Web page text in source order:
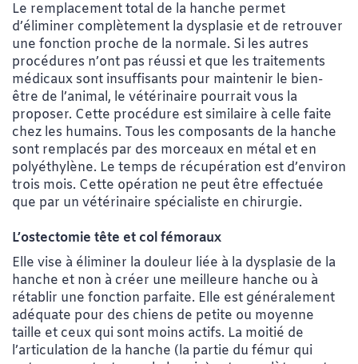
Le remplacement total de la hanche permet
d’éliminer complètement la dysplasie et de retrouver
une fonction proche de la normale. Si les autres
procédures n’ont pas réussi et que les traitements
médicaux sont insuffisants pour maintenir le bien-
être de l’animal, le vétérinaire pourrait vous la
proposer. Cette procédure est similaire à celle faite
chez les humains. Tous les composants de la hanche
sont remplacés par des morceaux en métal et en
polyéthylène. Le temps de récupération est d’environ
trois mois. Cette opération ne peut être effectuée
que par un vétérinaire spécialiste en chirurgie.
L’ostectomie tête et col fémoraux
Elle vise à éliminer la douleur liée à la dysplasie de la
hanche et non à créer une meilleure hanche ou à
rétablir une fonction parfaite. Elle est généralement
adéquate pour des chiens de petite ou moyenne
taille et ceux qui sont moins actifs. La moitié de
l’articulation de la hanche (la partie du fémur qui